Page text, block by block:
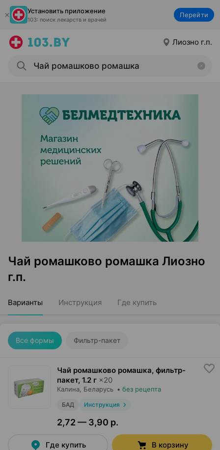
Установить приложение
103: поиск лекарств и врачей
Перейти
Лиозно г.п.
Чай ромашково ромашка Лиозно
г.п.
Варианты Инструкция Где купить
Все формы Фильтр-пакет
Чай ромашково ромашка, фильтр-
пакет, 1.2 г ×20
Калина , Беларусь • без рецепта
БАД Инструкция
2,72 — 3,90 р.
Где купить В корзину